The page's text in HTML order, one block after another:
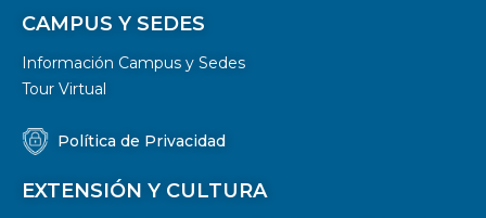
CAMPUS Y SEDES
Información Campus y Sedes
Tour Virtual
Política de Privacidad
EXTENSIÓN Y CULTURA